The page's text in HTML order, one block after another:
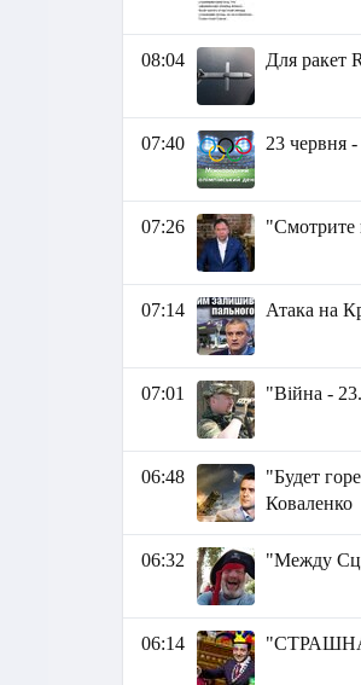
08:04 Для ракет
07:40 23 червня
07:26 "Смотрите
07:14 Атака на
07:01 "Війна -
06:48
"Будет
Коваленко
06:32 "Между
06:14 "СТРАШНА